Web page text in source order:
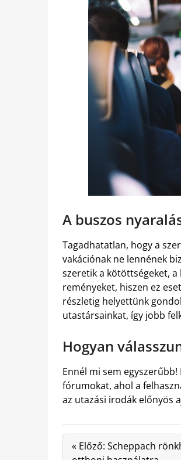
A buszos
Tagadhatatlan, hogy a
vakációnak ne lennének
szeretik a kötöttségeket,
reményeket, hiszen ez
részletig helyettünk
utastársainkat, így jobb
Hogyan
Ennél mi sem
fórumokat, ahol a
az utazási irodák előnyös
« Előző: Scheppach